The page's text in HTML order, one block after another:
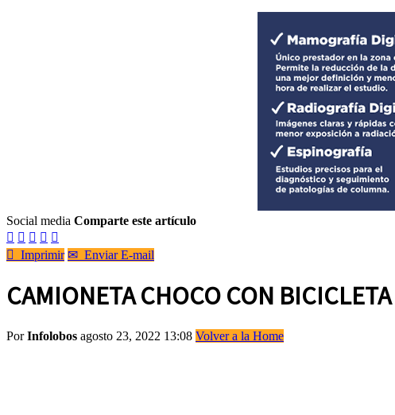
Social media Comparte este artículo
    
 Imprimir ✉ Enviar E-mail
CAMIONETA CHOCO CON
PorInfolobos agosto 23, 2022 13:08 Volver a la Home